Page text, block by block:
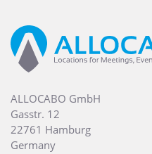
ALLOCABO GmbH
Gasstr. 12
22761 Hamburg
Germany